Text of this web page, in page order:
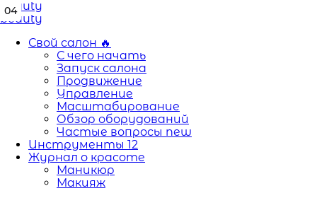
Menu
beauty
Search
Menu
beauty
Свой салон 🔥
С чего начать
Запуск салона
Продвижение
Управление
Масштабирование
Обзор оборудований
Частые вопросы new
Инструменты 12
Журнал о красоте
Маникюр
Макияж
01
02
03
04